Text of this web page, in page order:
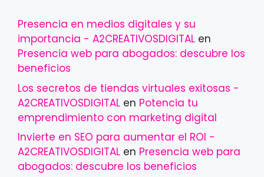
Presencia en medios digitales y su
importancia - A2CREATIVOSDIGITAL en
Presencia web para abogados: descubre los
beneficios
Los secretos de tiendas virtuales exitosas -
A2CREATIVOSDIGITAL en Potencia tu
emprendimiento con marketing digital
Invierte en SEO para aumentar el ROI -
A2CREATIVOSDIGITAL en Presencia web para
abogados: descubre los beneficios